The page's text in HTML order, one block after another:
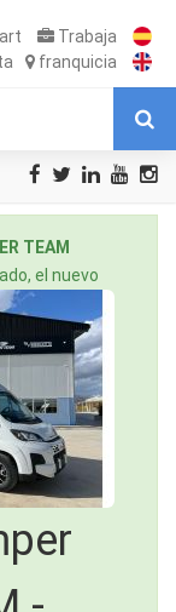
Trabaja
franquicia
TEAM
el nuevo